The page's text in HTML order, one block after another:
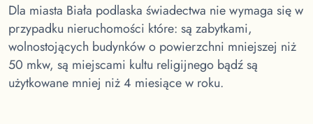
Dla miasta Biała podlaska świadectwa nie wymaga się w
przypadku nieruchomości które: są zabytkami,
wolnostojących budynków o powierzchni mniejszej niż
50 mkw, są miejscami kultu religijnego bądź są
użytkowane mniej niż 4 miesiące w roku.